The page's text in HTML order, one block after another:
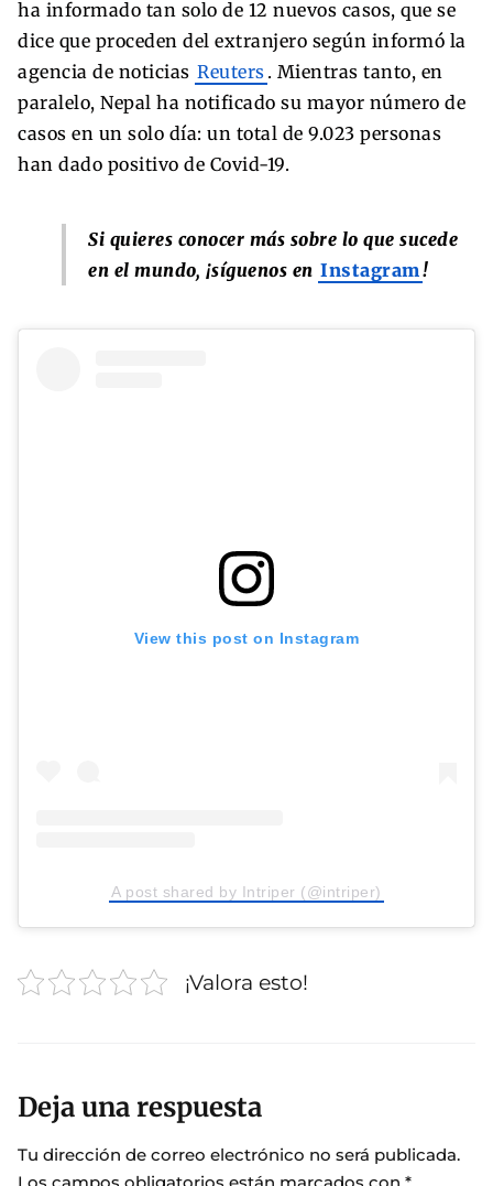
ha informado tan solo de 12 nuevos casos, que se
dice que proceden del extranjero según informó la
agencia de noticias Reuters . Mientras tanto, en
paralelo, Nepal ha notificado su mayor número de
casos en un solo día: un total de 9.023 personas
han dado positivo de Covid-19.
Si quieres conocer más sobre lo que sucede
en el mundo, ¡síguenos en Instagram!
View this post on Instagram
A post shared by Intriper (@intriper)
¡Valora esto!
Deja una respuesta
Tu dirección de correo electrónico no será publicada.